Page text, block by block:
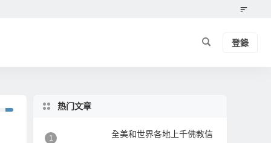
登錄
热门文章
1
全美和世界各地上千佛教信